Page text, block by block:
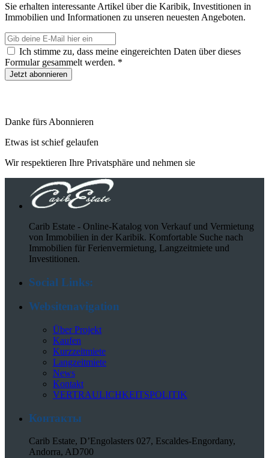
Sie erhalten interessante Artikel über die Karibik, Investitionen in
Immobilien und Informationen zu unseren neuesten Angeboten.
Ich stimme zu, dass meine eingereichten Daten über dieses
Formular gesammelt werden. *
Danke fürs Abonnieren
Etwas ist schief gelaufen
Wir respektieren Ihre Privatsphäre und nehmen sie
Carib Estate - Online-Katalog von Verkauf und Vermietung
von Immobilien in der Karibik. Komfortable Suche nach
Immobilien für Ferienvermietung, Langzeitmiete und
Investitionen.
Social Links:
Websitenavigation
Über Projekt
Kaufen
Kurzzeitmiete
Langzeitmiete
News
Kontakt
VERTRAULICHKEITSPOLITIK
Контакты
Carib Estate, D’Engolasters 027, Escaldes-Engordany,
Andorra, AD700